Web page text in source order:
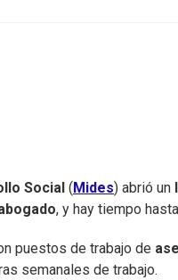
Social ( Mides) abrió un
, y hay tiempo
puestos de trabajo de
semanales de trabajo.